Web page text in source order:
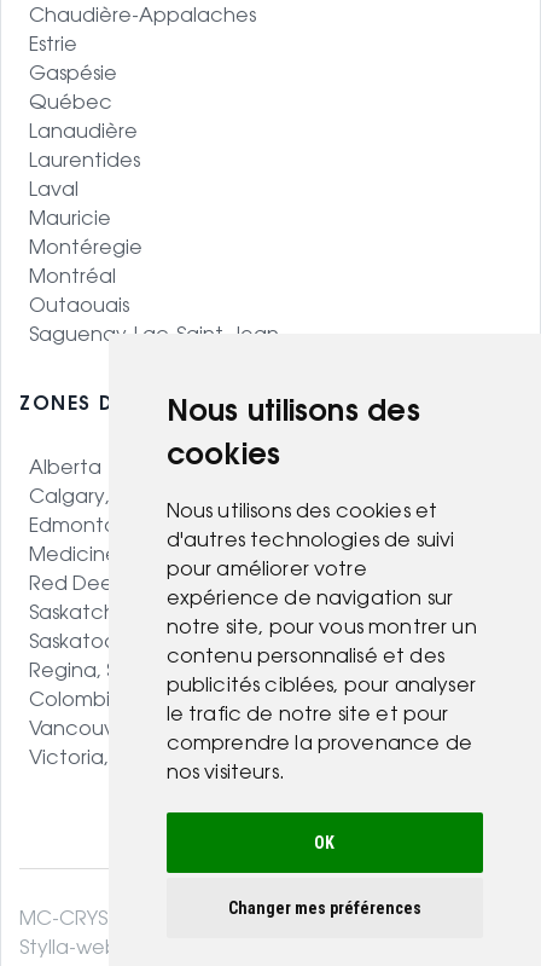
Nous utilisons des
cookies
Nous utilisons des cookies et
d'autres technologies de suivi
pour améliorer votre
expérience de navigation sur
notre site, pour vous montrer un
contenu personnalisé et des
publicités ciblées, pour analyser
le trafic de notre site et pour
comprendre la provenance de
nos visiteurs.
OK
Changer mes préférences
Chaudière-Appalaches
Estrie
Gaspésie
Québec
Lanaudière
Laurentides
Laval
Mauricie
Montéregie
Montréal
Outaouais
Saguenay-Lac-Saint-Jean
ZONES DESSERVIES - OUEST CANADIEN
Alberta
Calgary, AB
Edmonton, AB
Medicine Hat, AB
Red Deer, AB
Saskatchewan
Saskatoon, SK
Regina, SK
Colombie-Britannique
Vancouver, BC
Victoria, BC
MC-CRYSTAL© 2026. Tous droits réservés .
Stylla-web.com